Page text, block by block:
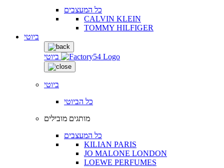
כל המעצבים
CALVIN KLEIN
TOMMY HILFIGER
ביוטי
ביוטי
ביוטי
כל הביוטי
מותגים מובילים
כל המעצבים
KILIAN PARIS
JO MALONE LONDON
LOEWE PERFUMES